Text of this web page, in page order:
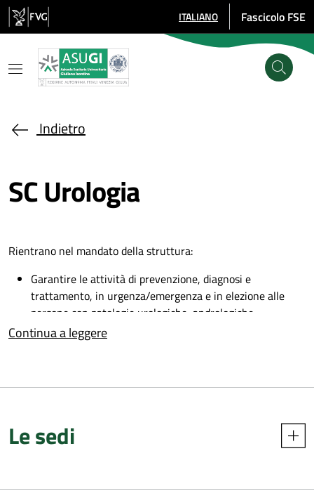
Salta al contenuto principale
SELEZIONE LINGUA: LINGUA
ITALIANO Fascicolo FSE
Indietro
SC Urologia
Rientrano nel mandato della struttura:
Garantire le attività di prevenzione, diagnosi e
trattamento, in urgenza/emergenza e in elezione alle
persone con patologie urologiche, andrologiche.
Garantire le attività didattiche universitarie agli studenti,
e agli specializzandi della scuola di specializzazione in
aziendale e nelle convenzioni con ASUGI.
Contribuire alla valorizzazione, formazione e sviluppo
Continua a leggere
Le sedi